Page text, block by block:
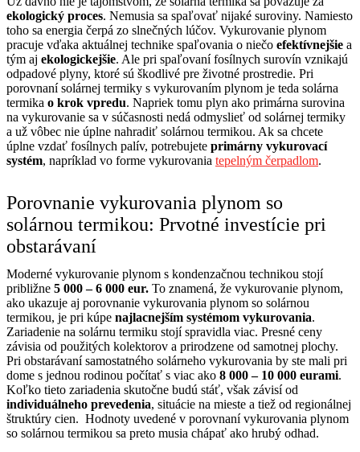
ekologický proces. Nemusia sa spaľovať nijaké suroviny. Namiesto
toho sa energia čerpá zo slnečných lúčov. Vykurovanie plynom
pracuje vďaka aktuálnej technike spaľovania o niečo efektívnejšie a
tým aj ekologickejšie. Ale pri spaľovaní fosílnych surovín vznikajú
odpadové plyny, ktoré sú škodlivé pre životné prostredie. Pri
porovnaní solárnej termiky s vykurovaním plynom je teda solárna
termika o krok vpredu. Napriek tomu plyn ako primárna surovina
na vykurovanie sa v súčasnosti nedá odmyslieť od solárnej termiky
a už vôbec nie úplne nahradiť solárnou termikou. Ak sa chcete
úplne vzdať fosílnych palív, potrebujete primárny vykurovací
systém, napríklad vo forme vykurovania tepelným čerpadlom.
Porovnanie vykurovania plynom so
solárnou termikou: Prvotné investície pri
obstarávaní
Moderné vykurovanie plynom s kondenzačnou technikou stojí
približne 5 000 – 6 000 eur. To znamená, že vykurovanie plynom,
ako ukazuje aj porovnanie vykurovania plynom so solárnou
termikou, je pri kúpe najlacnejším systémom vykurovania.
Zariadenie na solárnu termiku stojí spravidla viac. Presné ceny
závisia od použitých kolektorov a prirodzene od samotnej plochy.
Pri obstarávaní samostatného solárneho vykurovania by ste mali pri
dome s jednou rodinou počítať s viac ako 8 000 – 10 000 eurami.
Koľko tieto zariadenia skutočne budú stáť, však závisí od
individuálneho prevedenia, situácie na mieste a tiež od regionálnej
štruktúry cien. Hodnoty uvedené v porovnaní vykurovania plynom
so solárnou termikou sa preto musia chápať ako hrubý odhad.